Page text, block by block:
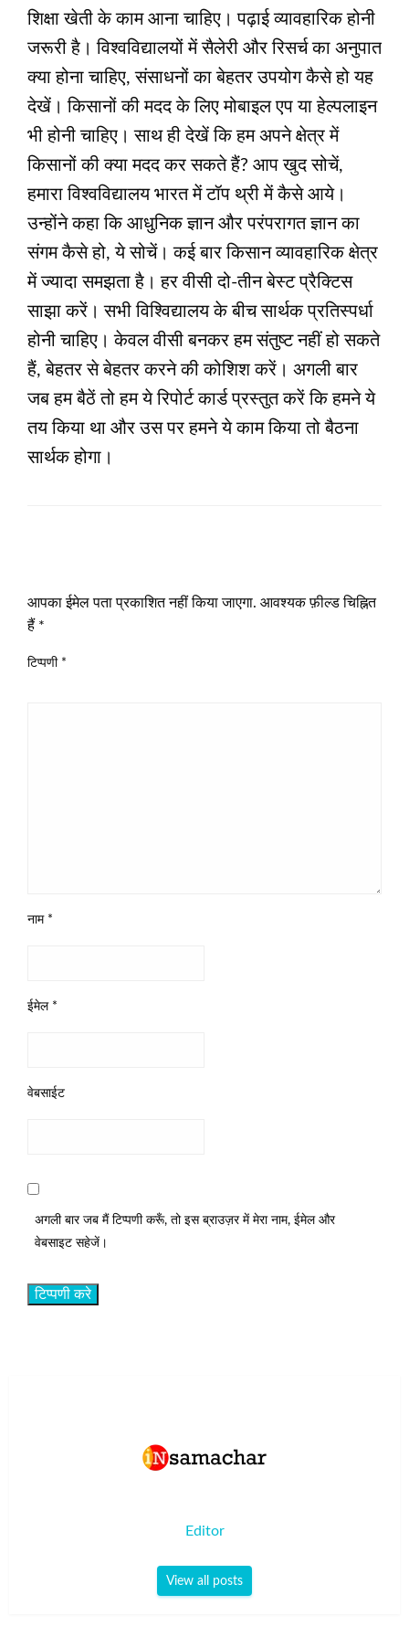
शिक्षा खेती के काम आना चाहिए। पढ़ाई व्यावहारिक होनी
जरूरी है। विश्वविद्यालयों में सैलेरी और रिसर्च का अनुपात
क्या होना चाहिए, संसाधनों का बेहतर उपयोग कैसे हो यह
देखें। किसानों की मदद के लिए मोबाइल एप या हेल्पलाइन
भी होनी चाहिए। साथ ही देखें कि हम अपने क्षेत्र में
किसानों की क्या मदद कर सकते हैं? आप खुद सोचें,
हमारा विश्वविद्यालय भारत में टॉप थ्री में कैसे आये।
उन्होंने कहा कि आधुनिक ज्ञान और परंपरागत ज्ञान का
संगम कैसे हो, ये सोचें। कई बार किसान व्यावहारिक क्षेत्र
में ज्यादा समझता है। हर वीसी दो-तीन बेस्ट प्रैक्टिस
साझा करें। सभी विश्विद्यालय के बीच सार्थक प्रतिस्पर्धा
होनी चाहिए। केवल वीसी बनकर हम संतुष्ट नहीं हो सकते
हैं, बेहतर से बेहतर करने की कोशिश करें। अगली बार
जब हम बैठें तो हम ये रिपोर्ट कार्ड प्रस्तुत करें कि हमने ये
तय किया था और उस पर हमने ये काम किया तो बैठना
सार्थक होगा।
आपका ईमेल पता प्रकाशित नहीं किया जाएगा. आवश्यक फ़ील्ड चिह्नित
हैं *
टिप्पणी *
नाम *
ईमेल *
वेबसाईट
अगली बार जब मैं टिप्पणी करूँ, तो इस ब्राउज़र में मेरा नाम, ईमेल और
वेबसाइट सहेजें।
Editor
View all posts